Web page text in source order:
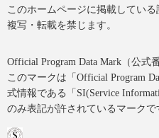
このホームページに掲載してい
複写・転載を禁じます。
Official Program Data Mark（公式
このマークは「Official Program
式情報である「SI(Service
のみ表記が許されているマークで